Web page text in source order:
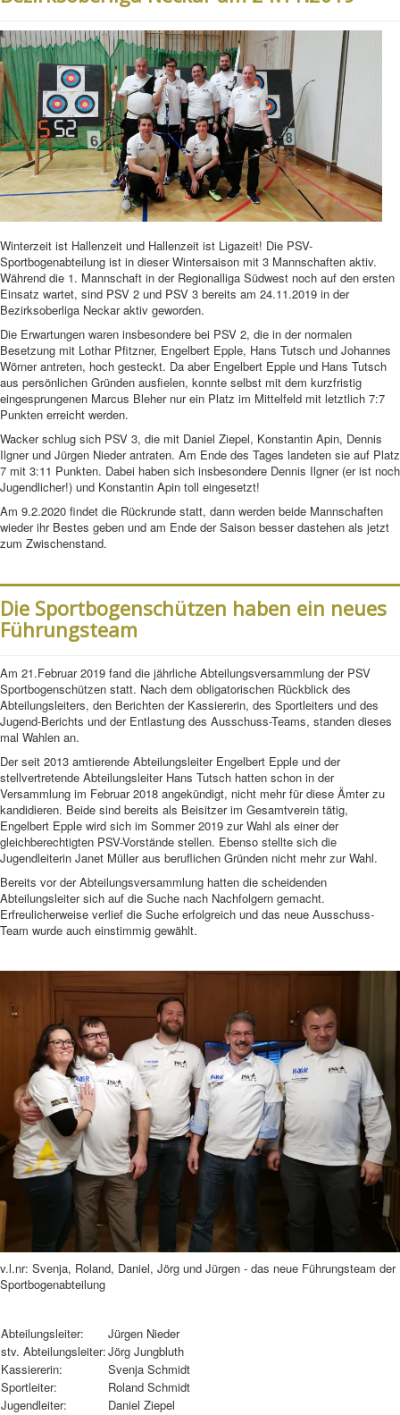
Winterzeit ist Hallenzeit und Hallenzeit ist Ligazeit! Die PSV-
Sportbogenabteilung ist in dieser Wintersaison mit 3 Mannschaften aktiv.
Während die 1. Mannschaft in der Regionalliga Südwest noch auf den ersten
Einsatz wartet, sind PSV 2 und PSV 3 bereits am 24.11.2019 in der
Bezirksoberliga Neckar aktiv geworden.
Die Erwartungen waren insbesondere bei PSV 2, die in der normalen
Besetzung mit Lothar Pfitzner, Engelbert Epple, Hans Tutsch und Johannes
Wörner antreten, hoch gesteckt. Da aber Engelbert Epple und Hans Tutsch
aus persönlichen Gründen ausfielen, konnte selbst mit dem kurzfristig
eingesprungenen Marcus Bleher nur ein Platz im Mittelfeld mit letztlich 7:7
Punkten erreicht werden.
Wacker schlug sich PSV 3, die mit Daniel Ziepel, Konstantin Apin, Dennis
Ilgner und Jürgen Nieder antraten. Am Ende des Tages landeten sie auf Platz
7 mit 3:11 Punkten. Dabei haben sich insbesondere Dennis Ilgner (er ist noch
Jugendlicher!) und Konstantin Apin toll eingesetzt!
Am 9.2.2020 findet die Rückrunde statt, dann werden beide Mannschaften
wieder ihr Bestes geben und am Ende der Saison besser dastehen als jetzt
zum Zwischenstand.
Die Sportbogenschützen haben ein neues
Führungsteam
Am 21.Februar 2019 fand die jährliche Abteilungsversammlung der PSV
Sportbogenschützen statt. Nach dem obligatorischen Rückblick des
Abteilungsleiters, den Berichten der Kassiererin, des Sportleiters und des
Jugend-Berichts und der Entlastung des Ausschuss-Teams, standen dieses
mal Wahlen an.
Der seit 2013 amtierende Abteilungsleiter Engelbert Epple und der
stellvertretende Abteilungsleiter Hans Tutsch hatten schon in der
Versammlung im Februar 2018 angekündigt, nicht mehr für diese Ämter zu
kandidieren. Beide sind bereits als Beisitzer im Gesamtverein tätig,
Engelbert Epple wird sich im Sommer 2019 zur Wahl als einer der
gleichberechtigten PSV-Vorstände stellen. Ebenso stellte sich die
Jugendleiterin Janet Müller aus beruflichen Gründen nicht mehr zur Wahl.
Bereits vor der Abteilungsversammlung hatten die scheidenden
Abteilungsleiter sich auf die Suche nach Nachfolgern gemacht.
Erfreulicherweise verlief die Suche erfolgreich und das neue Ausschuss-
Team wurde auch einstimmig gewählt.
v.l.nr: Svenja, Roland, Daniel, Jörg und Jürgen - das neue Führungsteam der
Sportbogenabteilung
Abteilungsleiter:
Jürgen Nieder
stv. Abteilungsleiter:Jörg Jungbluth
Kassiererin:
Svenja Schmidt
Sportleiter:
Roland Schmidt
Jugendleiter:
Daniel Ziepel